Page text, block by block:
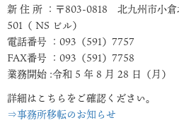
新 住 所 ：〒803-0818 北九州市小倉
501（ NS ビル）
電話番号 ：093（591）7757
FAX番号 ：093（591）7758
業務開始 :令和 5 年 8 月 28 日（月）
詳細はこちらをご確認ください。
⇒事務所移転のお知らせ